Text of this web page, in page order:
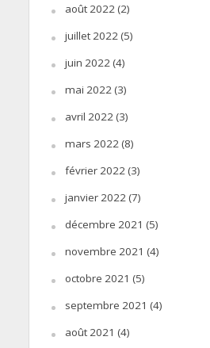
août 2022(2)
juillet 2022(5)
juin 2022(4)
mai 2022(3)
avril 2022(3)
mars 2022(8)
février 2022(3)
janvier 2022(7)
décembre 2021 (5)
novembre 2021 (4)
octobre 2021 (5)
septembre 2021 (4)
août 2021 (4)